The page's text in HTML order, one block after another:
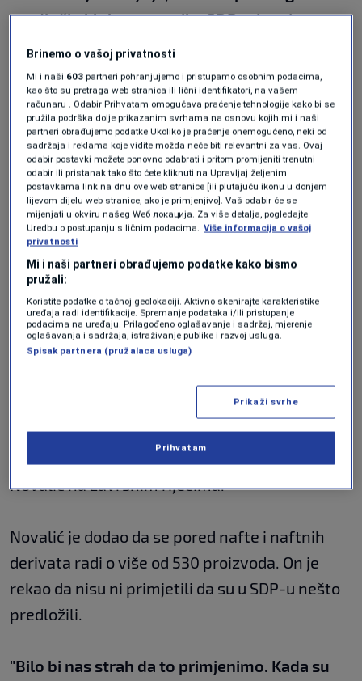
predložio klub zastupnika SDP-a i natjerao
Vladu da ograniči i stavi marže i na
veleprodajnu i maloprodajnu cijenu nafte i
naftnih derivata i imamo zaključak koji smo
predložili i vi podržali u parlamentu da
ogranični maržu na osnovne životne
namirnice", rekao je Mašić, dodajući da nakon
toga ne postoji ništa.
Podsjećamo, do ograničenja marži na naftu i
na naftne derivate došlo je u martu prošle
godine.
"Samo kratko, nemam namjeru da otklonimo
nečije zablude, namjere ili neznanje. Gospodin
Mašić je rekao da su nas oni natjerali na
ograničenja, a mi smo to par mjeseci ranije
dogovarali sa Republikom Srpskom, jer je
moralo biti sinhronizirano"
, rekao je premijer
Novalić na završnim riječima.
Novalić je dodao da se pored nafte i naftnih
derivata radi o više od 530 proizvoda. On je
rekao da nisu ni primjetili da su u SDP-u nešto
predložili.
"Bilo bi nas strah da to primjenimo. Kada su
Brinemo o vašoj privatnosti
Mi i naši 603 partneri pohranjujemo i pristupamo osobnim podacima,
kao što su pretraga web stranica ili lični identifikatori, na vašem
računaru . Odabir Prihvatam omogućava praćenje tehnologije kako bi se
pružila podrška dolje prikazanim svrhama na osnovu kojih mi i naši
partneri obrađujemo podatke Ukoliko je praćenje onemogućeno, neki od
sadržaja i reklama koje vidite možda neće biti relevantni za vas. Ovaj
odabir postavki možete ponovno odabrati i pritom promijeniti trenutni
odabir ili pristanak tako što ćete kliknuti na Upravljaj željenim
postavkama link na dnu ove web stranice [ili plutajuću ikonu u donjem
lijevom dijelu web stranice, ako je primjenjivo]. Vaš odabir će se
mijenjati u okviru našeg Wеб локација. Za više detalja, pogledajte
Uredbu o postupanju s ličnim podacima. Više informacija o vašoj
privatnosti
Mi i naši partneri obrađujemo podatke kako bismo
pružali:
Koristite podatke o tačnoj geolokaciji. Aktivno skenirajte karakteristike
uređaja radi identifikacije. Spremanje podataka i/ili pristupanje
podacima na uređaju. Prilagođeno oglašavanje i sadržaj, mjerenje
oglašavanja i sadržaja, istraživanje publike i razvoj usluga.
Spisak partnera (pružalaca usluga)
Prikaži svrhe
Prihvatam